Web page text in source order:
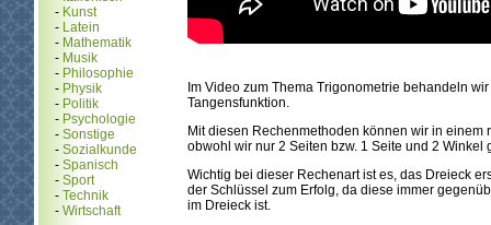
- Kunst
- Latein
- Mathematik
- Musik
- Philosophie
- Physik
- Politik
- Psychologie
- Sonstige
- Sozialkunde
- Spanisch
- Sport
- Technik
- Wirtschaft
Im Video zum Thema Trigonometrie behandeln
Tangensfunktion.
Mit diesen Rechenmethoden können wir in
obwohl wir nur 2 Seiten bzw. 1 Seite und 2 Winkel
Wichtig bei dieser Rechenart ist es, das Dreieck
der Schlüssel zum Erfolg, da diese immer
im Dreieck ist.